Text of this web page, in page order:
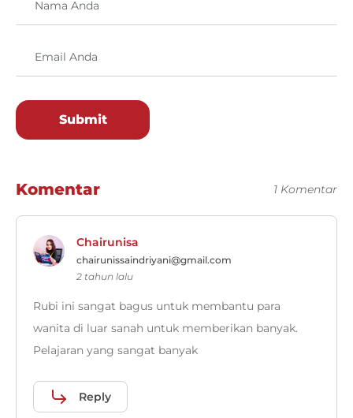
Submit
Komentar 1 Komentar
Chairunisa
chairunissaindriyani@gmail.com
2 tahun lalu
Rubi ini sangat bagus untuk membantu para
wanita di luar sanah untuk memberikan banyak.
Pelajaran yang sangat banyak
Reply